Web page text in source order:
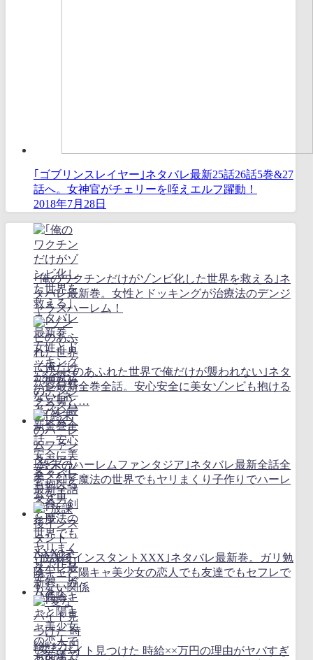
｢ゴブリンスレイヤー｣ネタバレ最新25話26話5巻&27
話へ。女神官がチェリーを咥えエルフ躍動！
2018年7月28日
｢俺のワクチンだけがゾンビ化した世界を救える｣ネ
タバレ最新巻。女性とドッキングが治療法のデンジ
ャラスハーレム！
｢ゾンビのあふれた世界で俺だけが襲われない｣ネタ
バレ最新全巻全話。安心安全に美女ゾンビも抱ける
クズ男と…
｢終末のハーレムファンタジア｣ネタバレ最新全話全
巻。剣と魔法の世界でもヤリまくり子作りでハーレ
ムを！
｢放課後インスタントXXX｣ネタバレ最新巻。ガリ勉
陰キャと陽キャ美少女の恋人でも友達でもセフレで
もない関係
｢変なバイト見つけた 時給××万円の理由がヤバすぎ